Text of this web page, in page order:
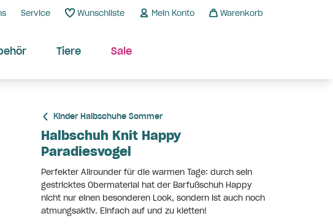
Service Wunschliste Mein Konto Warenkorb
Tiere Sale
Kinder Halbschuhe Sommer
Halbschuh Knit Happy
Paradiesvogel
Perfekter Allrounder für die warmen Tage: durch sein
gestricktes Obermaterial hat der Barfußschuh Happy
nicht nur einen besonderen Look, sondern ist auch noch
atmungsaktiv. Einfach auf und zu kletten!